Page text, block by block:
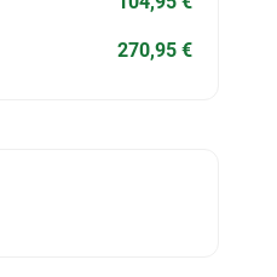
270,95 €